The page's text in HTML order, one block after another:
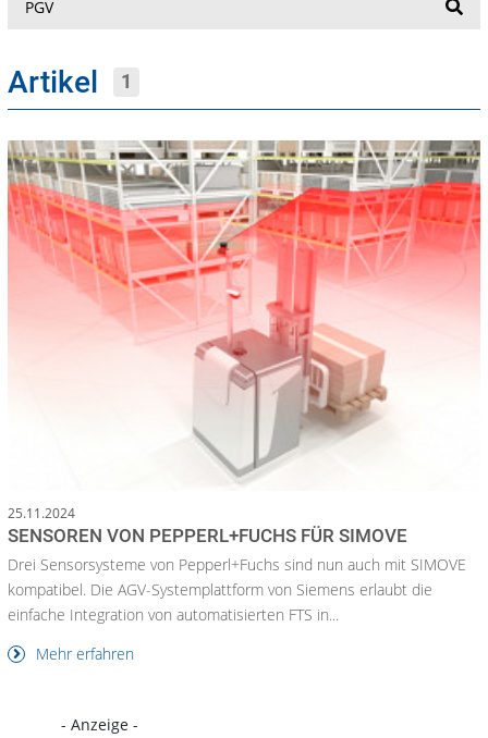
Artikel 1
25.11.2024
SENSOREN VON PEPPERL+FUCHS FÜR SIMOVE
Drei Sensorsysteme von Pepperl+Fuchs sind nun auch mit SIMOVE
kompatibel. Die AGV-Systemplattform von Siemens erlaubt die
einfache Integration von automatisierten FTS in...
Mehr erfahren
- Anzeige -